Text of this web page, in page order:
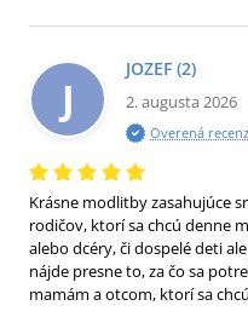
J
JOZEF (2)
2. augusta 2026
Overená
Krásne modlitby zasahujúce
rodičov, ktorí sa chcú denne
alebo dcéry, či dospelé deti
nájde presne to, za čo sa
mamám a otcom, ktorí sa